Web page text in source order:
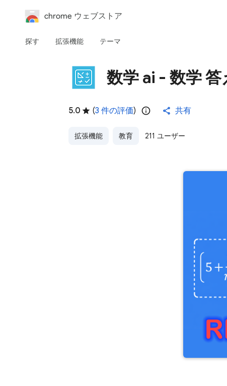
chrome ウェブストア
探す 拡張機能 テーマ
数学 ai - 数学 答
5.0 (3 件の評価) 共有
拡張機能 教育 211 ユーザー